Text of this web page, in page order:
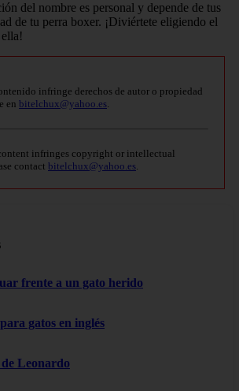
del nombre es personal y depende de tus
de tu perra boxer. ¡Diviértete eligiendo el
infringe derechos de autor o propiedad
en bitelchux@yahoo.es.
infringes copyright or intellectual
contact bitelchux@yahoo.es.
frente a un gato herido
gatos en inglés
Leonardo